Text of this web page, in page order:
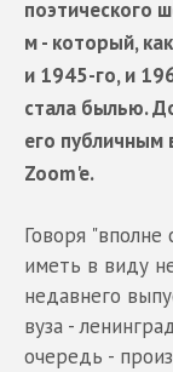
поэтического
м - который,
и 1945-го, и
стала былью.
его публичным
Zoom'e.
Говоря "вполне
иметь в виду
недавнего
вуза -
очередь -